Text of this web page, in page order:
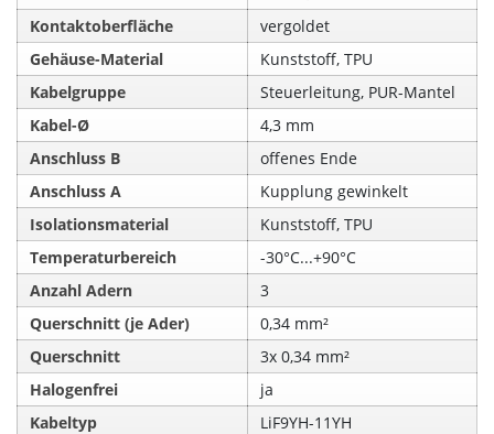
Kontaktoberfläche
vergoldet
Gehäuse-Material
Kunststoff, TPU
Kabelgruppe
Steuerleitung, PUR-Mantel
Kabel-Ø
4,3 mm
Anschluss B
offenes Ende
Anschluss A
Kupplung gewinkelt
Isolationsmaterial
Kunststoff, TPU
Temperaturbereich
-30°C...+90°C
Anzahl Adern
3
Querschnitt (je Ader)
0,34 mm²
Querschnitt
3x 0,34 mm²
Halogenfrei
ja
Kabeltyp
LiF9YH-11YH